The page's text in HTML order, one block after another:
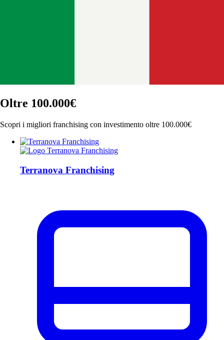
Oltre 100.000€
Scopri i migliori franchising con investimento oltre 100.000€
Terranova Franchising